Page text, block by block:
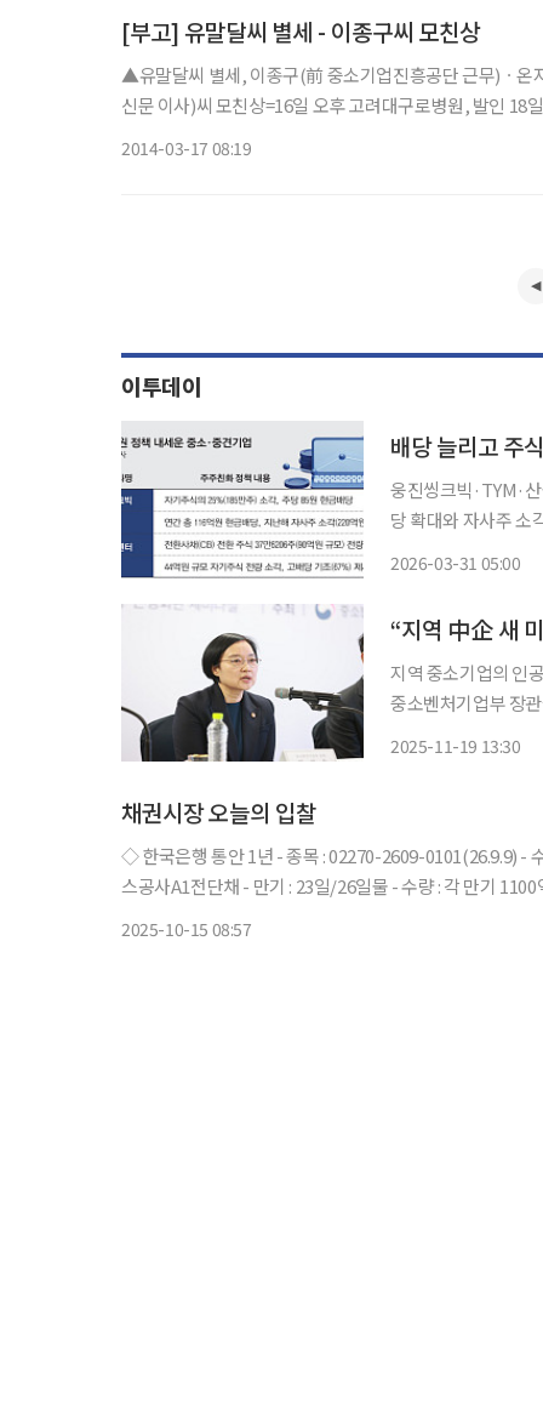
[부고] 유말달씨 별세 - 이종구씨 모친상
▲유말달씨 별세, 이종구(前 중소기업진흥공단 근무)ㆍ
신문 이사)씨 모친상=16일 오후 고려대구로병원, 발인 18
2014-03-17 08:19
이투데이
배당 늘리고 주
웅진씽크빅·TYM·산돌
당 확대와 자사주 소
2026-03-31 05:00
“지역 中企 새
지역 중소기업의 인
중소벤처기업부 장관
2025-11-19 13:30
채권시장 오늘의 입찰
◇ 한국은행 통안 1년 - 종목 : 02270-2609-0101(26.9.9) - 수량 : 0.7조 - 입찰 : 10시~10시10분 - 매출 : 16일(목) 익일매출 ◇ 한국가
2025-10-15 08:57